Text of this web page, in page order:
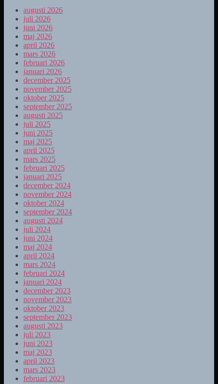
augusti 2026
juli 2026
juni 2026
maj 2026
april 2026
mars 2026
februari 2026
januari 2026
december 2025
november 2025
oktober 2025
september 2025
augusti 2025
juli 2025
juni 2025
maj 2025
april 2025
mars 2025
februari 2025
januari 2025
december 2024
november 2024
oktober 2024
september 2024
augusti 2024
juli 2024
juni 2024
maj 2024
april 2024
mars 2024
februari 2024
januari 2024
december 2023
november 2023
oktober 2023
september 2023
augusti 2023
juli 2023
juni 2023
maj 2023
april 2023
mars 2023
februari 2023